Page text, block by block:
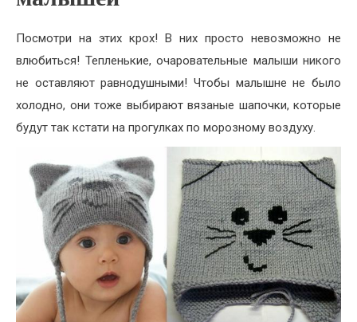
Посмотри на этих крох! В них просто невозможно не
влюбиться! Тепленькие, очаровательные малыши никого
не оставляют равнодушными! Чтобы малышне не было
холодно, они тоже выбирают вязаные шапочки, которые
будут так кстати на прогулках по морозному воздуху.